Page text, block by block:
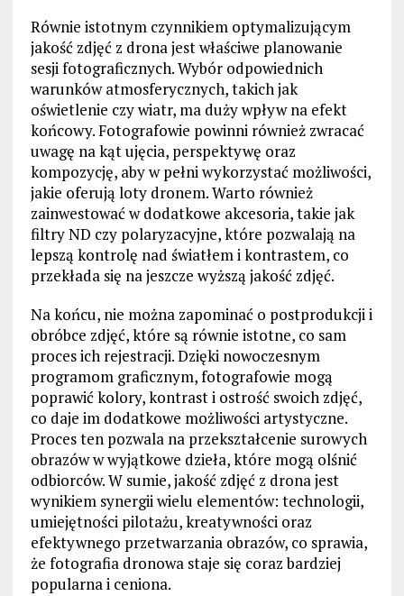
Równie istotnym czynnikiem optymalizującym
jakość zdjęć z drona jest właściwe planowanie
sesji fotograficznych. Wybór odpowiednich
warunków atmosferycznych, takich jak
oświetlenie czy wiatr, ma duży wpływ na efekt
końcowy. Fotografowie powinni również zwracać
uwagę na kąt ujęcia, perspektywę oraz
kompozycję, aby w pełni wykorzystać możliwości,
jakie oferują loty dronem. Warto również
zainwestować w dodatkowe akcesoria, takie jak
filtry ND czy polaryzacyjne, które pozwalają na
lepszą kontrolę nad światłem i kontrastem, co
przekłada się na jeszcze wyższą jakość zdjęć.
Na końcu, nie można zapominać o postprodukcji i
obróbce zdjęć, które są równie istotne, co sam
proces ich rejestracji. Dzięki nowoczesnym
programom graficznym, fotografowie mogą
poprawić kolory, kontrast i ostrość swoich zdjęć,
co daje im dodatkowe możliwości artystyczne.
Proces ten pozwala na przekształcenie surowych
obrazów w wyjątkowe dzieła, które mogą olśnić
odbiorców. W sumie, jakość zdjęć z drona jest
wynikiem synergii wielu elementów: technologii,
umiejętności pilotażu, kreatywności oraz
efektywnego przetwarzania obrazów, co sprawia,
że fotografia dronowa staje się coraz bardziej
popularna i ceniona.